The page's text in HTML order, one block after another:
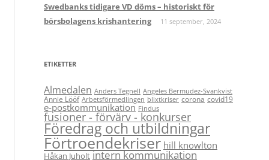
Swedbanks tidigare VD döms – historiskt för
börsbolagens krishantering
11 september, 2024
ETIKETTER
Almedalen Anders Tegnell Angeles Bermudez-Svankvist
Annie Lööf Arbetsförmedlingen blixtkriser corona covid19
e-postkommunikation Findus
fusioner - förvärv - konkurser
Föredrag och utbildningar
Förtroendekriser hill knowlton
Håkan Juholt intern kommunikation